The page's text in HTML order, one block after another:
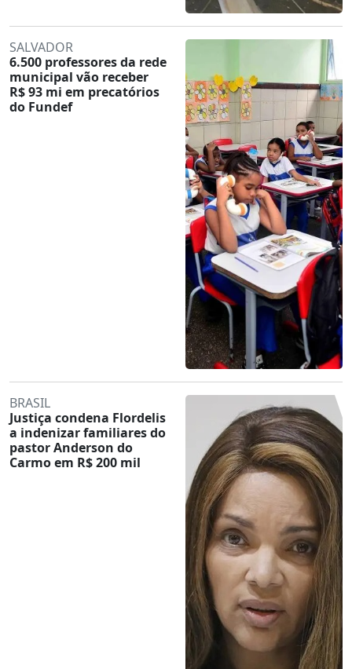
SALVADOR
6.500 professores da rede
municipal vão receber
R$ 93 mi em precatórios
do Fundef
BRASIL
Justiça condena Flordelis
a indenizar familiares do
pastor Anderson do
Carmo em R$ 200 mil